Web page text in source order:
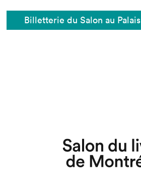
Billetterie du Salon au Palais